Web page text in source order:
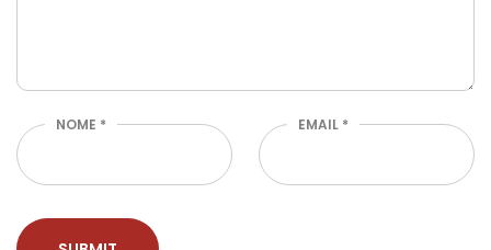
NOME * EMAIL *